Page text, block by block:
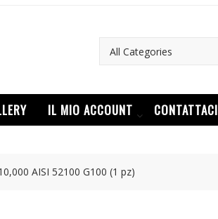
IL MIO ACCOUNT CONTATTACI
AISI 52100 G100 (1 pz)